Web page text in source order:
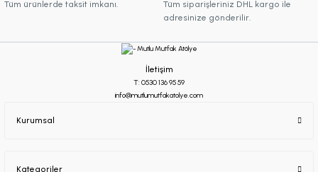
Tüm ürünlerde taksit imkanı.
Tüm siparişleriniz DHL kargo ile
adresinize gönderilir.
İletişim
T: 0530 136 95 59
info@mutlumutfakatolye.com
Kurumsal
Kategoriler